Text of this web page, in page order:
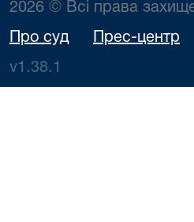
2026 © Всі права
Про суд Прес-центр
v1.38.1